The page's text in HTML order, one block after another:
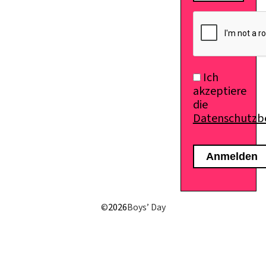
Ich
akzeptiere
die
©2026Boys’ Day